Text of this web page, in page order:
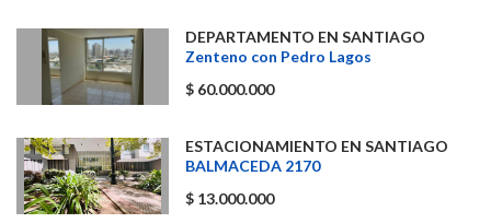
DEPARTAMENTO EN SANTIAGO
Zenteno con Pedro Lagos
$ 60.000.000
ESTACIONAMIENTO EN SANTIAGO
BALMACEDA 2170
$ 13.000.000